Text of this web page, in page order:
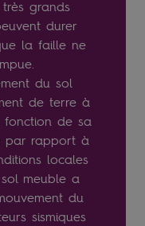
grands
durer
la faille ne
du sol
de terre à
de sa
par rapport à
locales
meuble a
du
sismiques